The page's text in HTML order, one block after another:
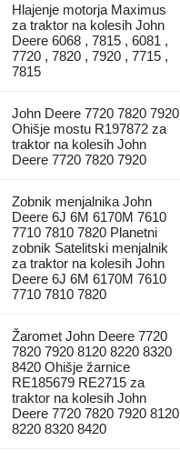
Hlajenje motorja Maximus
za traktor na kolesih John
Deere 6068 , 7815 , 6081 ,
7720 , 7820 , 7920 , 7715 ,
7815
John Deere 7720 7820 7920
Ohišje mostu R197872 za
traktor na kolesih John
Deere 7720 7820 7920
Zobnik menjalnika John
Deere 6J 6M 6170M 7610
7710 7810 7820 Planetni
zobnik Satelitski menjalnik
za traktor na kolesih John
Deere 6J 6M 6170M 7610
7710 7810 7820
Žaromet John Deere 7720
7820 7920 8120 8220 8320
8420 Ohišje žarnice
RE185679 RE2715 za
traktor na kolesih John
Deere 7720 7820 7920 8120
8220 8320 8420